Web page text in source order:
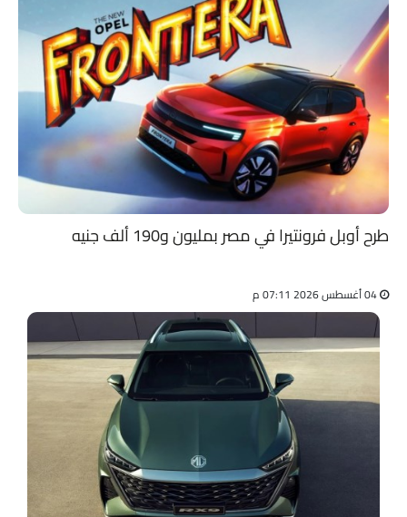
طرح أوبل فرونتيرا في مصر بمليون و190 ألف جنيه